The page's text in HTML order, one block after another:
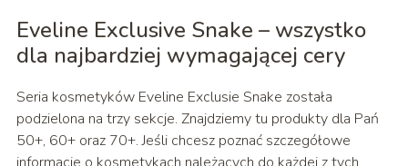
Eveline Exclusive Snake – wszystko
dla najbardziej wymagającej cery
Seria kosmetyków Eveline Exclusie Snake została
podzielona na trzy sekcje. Znajdziemy tu produkty dla Pań
50+, 60+ oraz 70+. Jeśli chcesz poznać szczegółowe